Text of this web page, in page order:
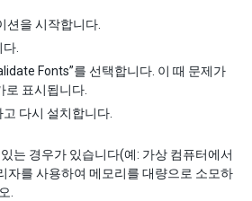
션을 시작합니다.
.
Fonts”를 선택합니다. 이 때 문제가
로 표시됩니다.
다시 설치합니다.
는 경우가 있습니다(예: 가상 컴퓨터에서
자를 사용하여 메모리를 대량으로 소모하
.